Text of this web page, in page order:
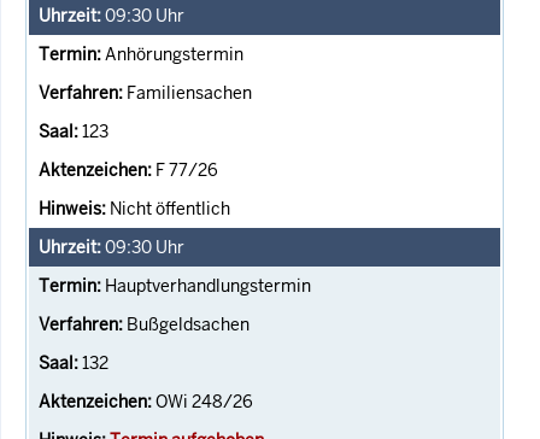
09:30 Uhr
Anhörungstermin
Familiensachen
123
F 77/26
Nicht öffentlich
09:30 Uhr
Hauptverhandlungstermin
Bußgeldsachen
132
OWi 248/26